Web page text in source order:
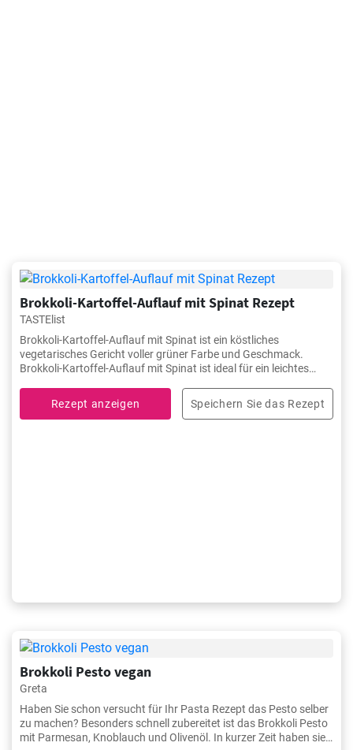
Brokkoli-Kartoffel-Auflauf mit Spinat Rezept
TASTElist
Brokkoli-Kartoffel-Auflauf mit Spinat ist ein köstliches
vegetarisches Gericht voller grüner Farbe und Geschmack.
Brokkoli-Kartoffel-Auflauf mit Spinat ist ideal für ein leichtes
Rezept anzeigen
Speichern Sie das Rezept
Brokkoli Pesto vegan
Greta
Haben Sie schon versucht für Ihr Pasta Rezept das Pesto selber
zu machen? Besonders schnell zubereitet ist das Brokkoli Pesto
mit Parmesan, Knoblauch und Olivenöl. In kurzer Zeit haben sie